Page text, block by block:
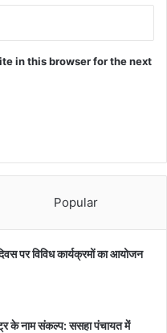
in this browser for the next
Popular
पर विविध कार्यक्रमों का आयोजन
के नाम संकल्प: ससहा पंचायत में